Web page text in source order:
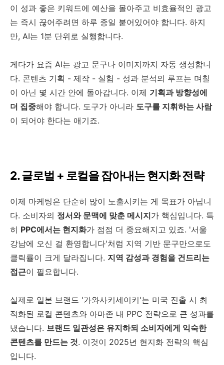
이 성과 좋은 키워드에 예산을 몰아주고 비효율적인 광고
는 즉시 끊어주려면 하루 종일 붙어있어야 합니다. 하지
만, AI는 1분 단위로 실행합니다.
게다가 요즘 AI는 광고 문구나 이미지까지 자동 생성합니
다. 콘텐츠 기획 - 제작 - 실험 - 성과 분석의 루프는 며칠
이 아닌 몇 시간 안에 돌아갑니다. 이제 기획과 방향성에
더 집중해야 합니다. 도구가 아니라 도구를 지휘하는 사람
이 되어야 한다는 애기죠.
2. 글로벌 + 로컬을 잡아내는 현지화 전략
이제 마케팅은 단순히 많이 노출시키는 게 목표가 아닙니
다. 소비자의 정서와 문맥에 맞춘 메시지가 핵심입니다. 특
히 PPC에서는 현지화가 점점 더 중요해지고 있죠. '서울
강남에 오신 걸 환영합니다'처럼 지역 기반 문구만으로도
클릭률이 크게 달라집니다. 지역 감성과 경험을 건드리는
접근이 필요합니다.
실제로 일본 브랜드 '가와사키세이키'는 미국 진출 시 최
적화된 로컬 콘텐츠와 아마존 내 PPC 전략으로 큰 성과를
냈습니다. 브랜드 일관성은 유지하되 소비자에게 익숙한
콘텐츠를 만드는 것. 이것이 2025년 현지화 전략의 핵심
입니다.